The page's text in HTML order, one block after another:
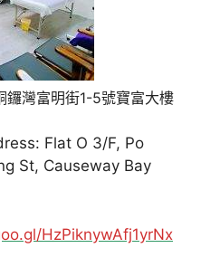
鑼灣富明街1-5號寶富大樓
Flat O 3/F, Po
St, Causeway Bay
HzPiknywAfj1yrNx